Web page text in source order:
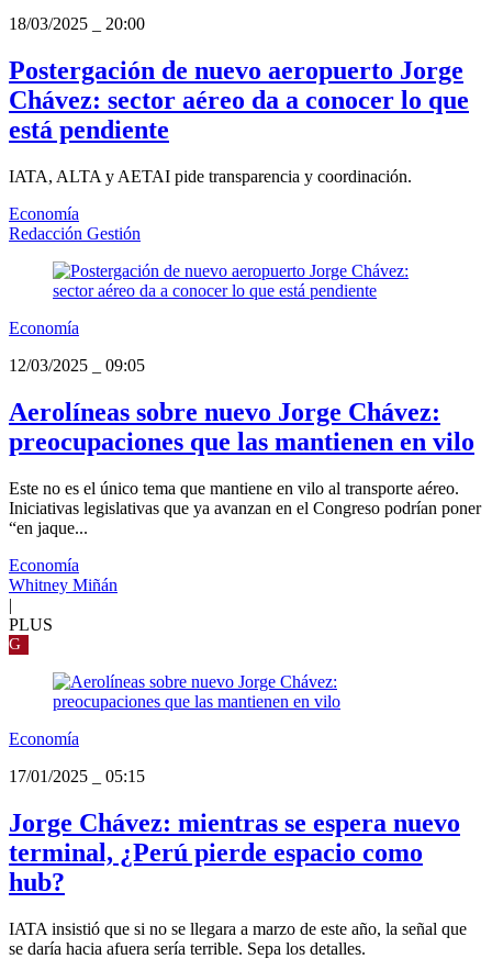
18/03/2025
20:00
Postergación de nuevo aeropuerto Jorge
Chávez: sector aéreo da a conocer lo que
está pendiente
IATA, ALTA y AETAI pide transparencia y coordinación.
Economía
Redacción Gestión
Economía
12/03/2025
09:05
Aerolíneas sobre nuevo Jorge Chávez:
preocupaciones que las mantienen en vilo
Este no es el único tema que mantiene en vilo al transporte aéreo.
Iniciativas legislativas que ya avanzan en el Congreso podrían poner
“en jaque...
Economía
Whitney Miñán
|
PLUS
G
Economía
17/01/2025
05:15
Jorge Chávez: mientras se espera nuevo
terminal, ¿Perú pierde espacio como
hub?
IATA insistió que si no se llegara a marzo de este año, la señal que
se daría hacia afuera sería terrible. Sepa los detalles.